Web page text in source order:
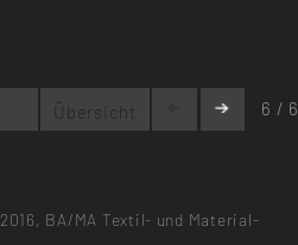
Übersicht 6 / 6
BA/MA Textil- und Material-